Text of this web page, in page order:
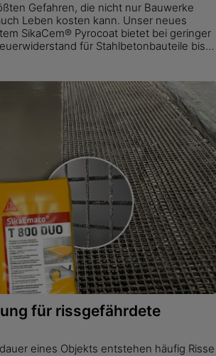
Gefahren, die nicht nur Bauwerke
Leben kosten kann. Unser neues
SikaCem® Pyrocoat bietet bei geringer
für Stahlbetonbauteile bis F
für rissgefährdete
eines Objekts entstehen häufig Risse